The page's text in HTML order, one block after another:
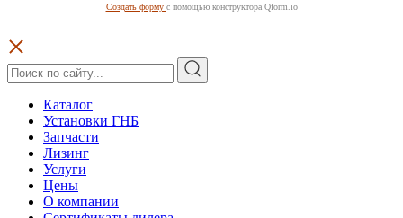
Создать форму с помощью конструктора Qform.io
Каталог
Установки ГНБ
Запчасти
Лизинг
Услуги
Цены
О компании